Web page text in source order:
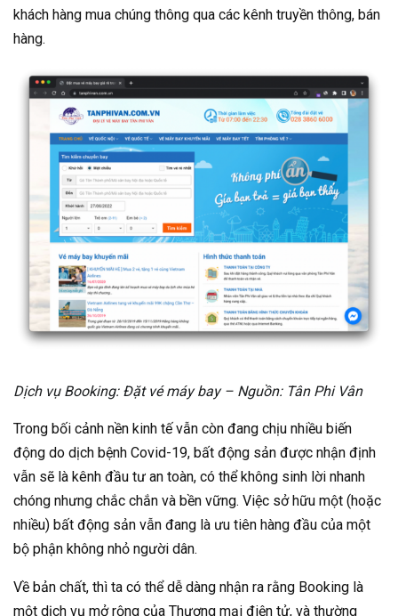
khách hàng mua chúng thông qua các kênh truyền thông, bán
hàng.
Dịch vụ Booking: Đặt vé máy bay – Nguồn: Tân Phi Vân
Trong bối cảnh nền kinh tế vẫn còn đang chịu nhiều biến
động do dịch bệnh Covid-19, bất động sản được nhận định
vẫn sẽ là kênh đầu tư an toàn, có thể không sinh lời nhanh
chóng nhưng chắc chắn và bền vững. Việc sở hữu một (hoặc
nhiều) bất động sản vẫn đang là ưu tiên hàng đầu của một
bộ phận không nhỏ người dân.
Về bản chất, thì ta có thể dễ dàng nhận ra rằng Booking là
một dịch vụ mở rộng của Thương mại điện tử, và thường